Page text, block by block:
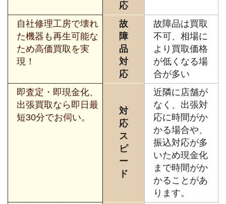
応
自社修理工房で壊れ
た機器も再生可能な
ため高価買取を実
現！
故
障
品
対
応
故障品は買取
不可、相場に
より買取価格
が低くなる場
合が多い
即査定・即現金化、
出張買取なら即日最
短30分でお伺い。
対
応
ス
ピ
ー
ド
近隣に店舗が
なく、出張対
応に時間がか
かる場合や、
振込対応が多
いため現金化
まで時間がか
かることがあ
ります。